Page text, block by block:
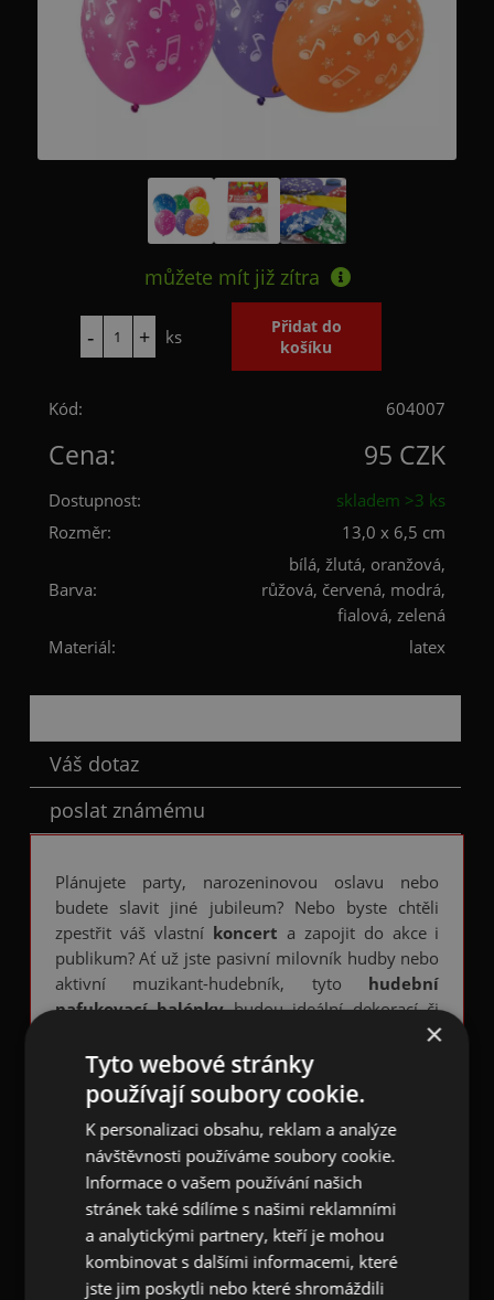
můžete mít již zítra
ks
Kód: 604007
Cena: 95 CZK
Dostupnost:
skladem >3 ks
Rozměr:
13,0 x 6,5 cm
Barva:
bílá, žlutá, oranžová,
růžová, červená, modrá,
fialová, zelená
Materiál:
latex
Váš dotaz
poslat známému
Plánujete party, narozeninovou oslavu nebo
budete slavit jiné jubileum? Nebo byste chtěli
zpestřit váš vlastní koncert a zapojit do akce i
publikum? Ať už jste pasivní milovník hudby nebo
aktivní muzikant-hudebník, tyto hudební
nafukovací balónkybudou ideální dekorací či
zábavným předmětem, kterým mile překvapíte
hosty iposluchače v publiku.
Balónek s bílými notami a hvězdami
vyroben z latexu. Po jeho celém obvodu jsou malé
noty a hvězdičky. Po nafouknutí je balónek velký
cca 25-30 cm.
Balení obsahuje 7 kshudebních balónků
barvách žlutá, oranžová, růžová, červená, modrá,
fialová, zelená.
×
Tyto webové stránky
používají soubory cookie.
K personalizaci obsahu, reklam a analýze
návštěvnosti používáme soubory cookie.
Informace o vašem používání našich
stránek také sdílíme s našimi reklamními
a analytickými partnery, kteří je mohou
kombinovat s dalšími informacemi, které
jste jim poskytli nebo které shromáždili